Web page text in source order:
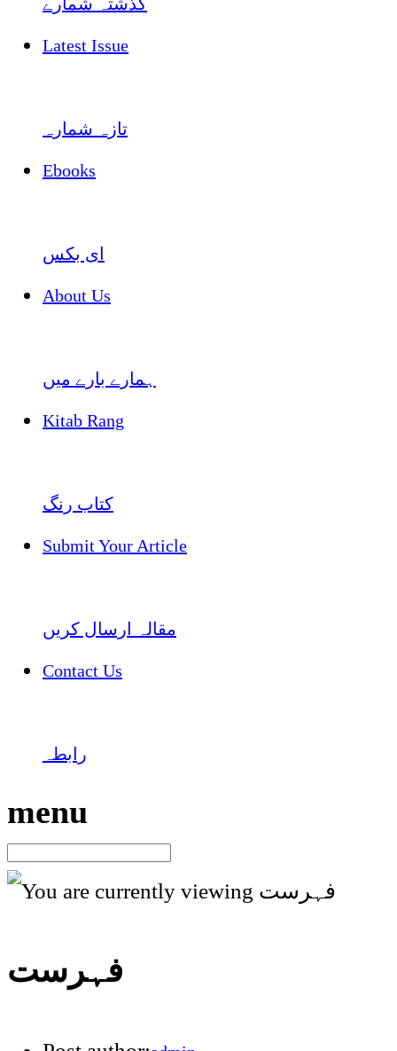
Latest Issue
تازہ شمارہ
Ebooks
ای بکس
About Us
ہمارے بارے میں
Kitab Rang
کتاب رنگ
Submit Your Article
مقالہ ارسال کریں
Contact Us
رابطہ
menu
فہرست